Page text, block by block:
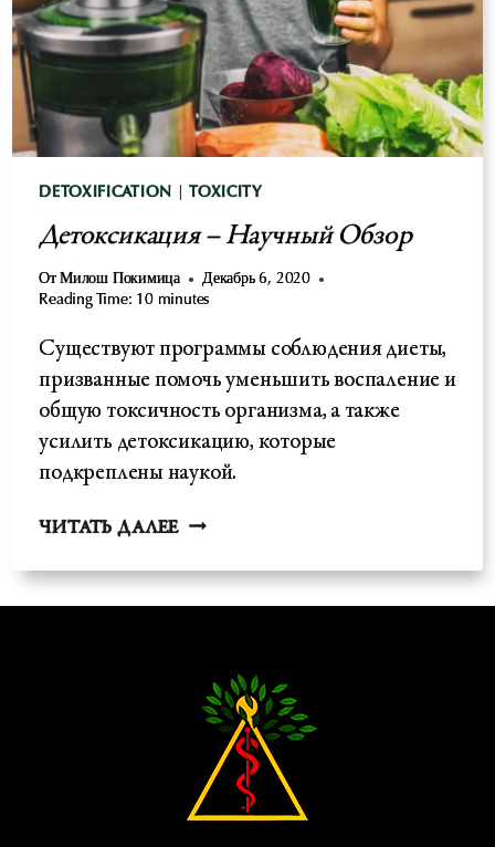
DETOXIFICATION TOXICITY
Детоксикация – Научный Обзор
От Милош Покимица
Декабрь 6, 2020
Reading Time: 10 minutes
Существуют программы соблюдения диеты,
призванные помочь уменьшить воспаление и
общую токсичность организма, а также
усилить детоксикацию, которые
подкреплены наукой.
ЧИТАТЬ ДАЛЕЕ ДЕТОКСИКАЦИЯ
НАУЧНЫЙ